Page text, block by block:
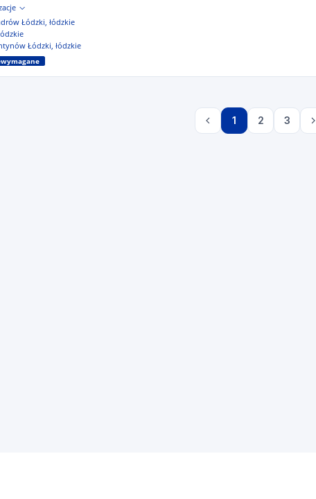
Łódzki, łódzkie
Łódzki, łódzkie
1 2 3